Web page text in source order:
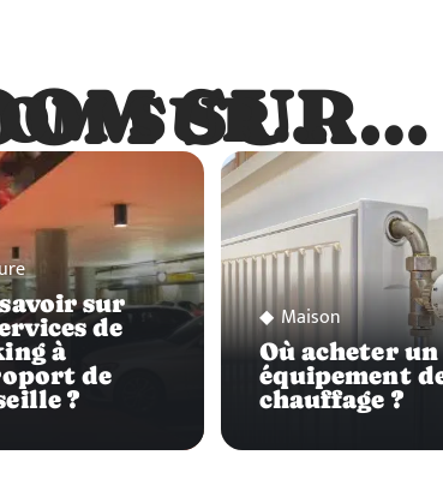
SUR…
SUR…
sur
de
à
de
?
Maison
Où acheter un
équipement
chauffage ?